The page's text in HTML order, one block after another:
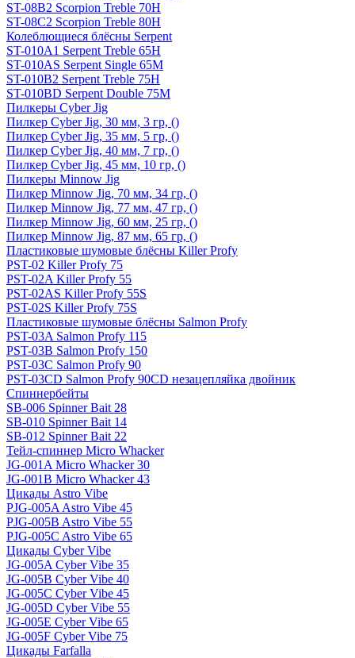
ST-08B2 Scorpion Treble 70H
ST-08C2 Scorpion Treble 80H
Колеблющиеся блёсны Serpent
ST-010A1 Serpent Treble 65H
ST-010AS Serpent Single 65M
ST-010B2 Serpent Treble 75H
ST-010BD Serpent Double 75M
Пилкеры Cyber Jig
Пилкер Cyber Jig, 30 мм, 3 гр, ()
Пилкер Cyber Jig, 35 мм, 5 гр, ()
Пилкер Cyber Jig, 40 мм, 7 гр, ()
Пилкер Cyber Jig, 45 мм, 10 гр, ()
Пилкеры Minnow Jig
Пилкер Minnow Jig, 70 мм, 34 гр, ()
Пилкер Minnow Jig, 77 мм, 47 гр, ()
Пилкер Minnow Jig, 60 мм, 25 гр, ()
Пилкер Minnow Jig, 87 мм, 65 гр, ()
Пластиковые шумовые блёсны Killer Profy
PST-02 Killer Profy 75
PST-02A Killer Profy 55
PST-02AS Killer Profy 55S
PST-02S Killer Profy 75S
Пластиковые шумовые блёсны Salmon Profy
PST-03A Salmon Profy 115
PST-03B Salmon Profy 150
PST-03C Salmon Profy 90
PST-03CD Salmon Profy 90CD незацепляйка двойник
Спиннербейты
SB-006 Spinner Bait 28
SB-010 Spinner Bait 14
SB-012 Spinner Bait 22
Тейл-спиннер Micro Whacker
JG-001A Micro Whacker 30
JG-001B Micro Whacker 43
Цикады Astro Vibe
PJG-005A Astro Vibe 45
PJG-005B Astro Vibe 55
PJG-005C Astro Vibe 65
Цикады Cyber Vibe
JG-005A Cyber Vibe 35
JG-005B Cyber Vibe 40
JG-005C Cyber Vibe 45
JG-005D Cyber Vibe 55
JG-005E Cyber Vibe 65
JG-005F Cyber Vibe 75
Цикады Farfalla